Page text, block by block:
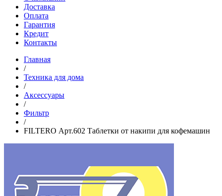
Доставка
Оплата
Гарантия
Кредит
Контакты
Главная
/
Техника для дома
/
Аксессуары
/
Фильтр
/
FILTERO Арт.602 Таблетки от накипи для кофемашин